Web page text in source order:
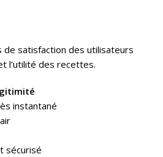
de satisfaction des utilisateurs
l’utilité des recettes.
instantané
sécurisé